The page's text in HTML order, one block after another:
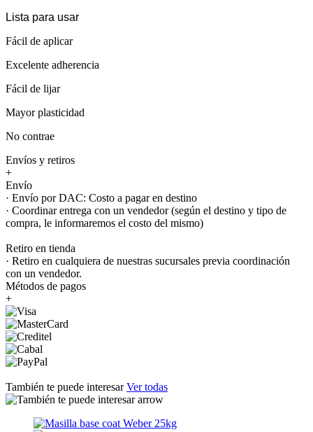
Lista para usar
Fácil de aplicar
Excelente adherencia
Fácil de lijar
Mayor plasticidad
No contrae
Envíos y retiros
+
Envío
· Envío por DAC: Costo a pagar en destino
· Coordinar entrega con un vendedor (según el destino y tipo de
compra, le informaremos el costo del mismo)
Retiro en tienda
· Retiro en cualquiera de nuestras sucursales previa coordinación
con un vendedor.
Métodos de pagos
+
También te puede interesarVer todas